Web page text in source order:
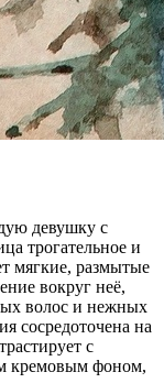
девушку с
трогательное и
мягкие, размытые
вокруг неё,
волос и нежных
сосредоточена на
с
кремовым фоном,